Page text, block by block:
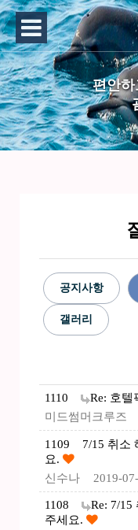
편안하
공지사항
갤러리
1110
Re: 호텔
미드썸머크루즈
1109
7/15 취소
요.
신수나
2019-
1108
Re: 7/15
주세요.